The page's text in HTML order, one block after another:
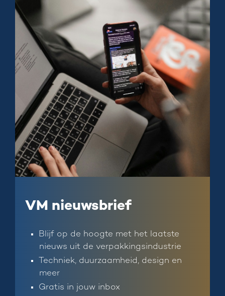
VM nieuwsbrief
Blijf op de hoogte met het laatste
nieuws uit de verpakkingsindustrie
Techniek, duurzaamheid, design en
meer
Gratis in jouw inbox